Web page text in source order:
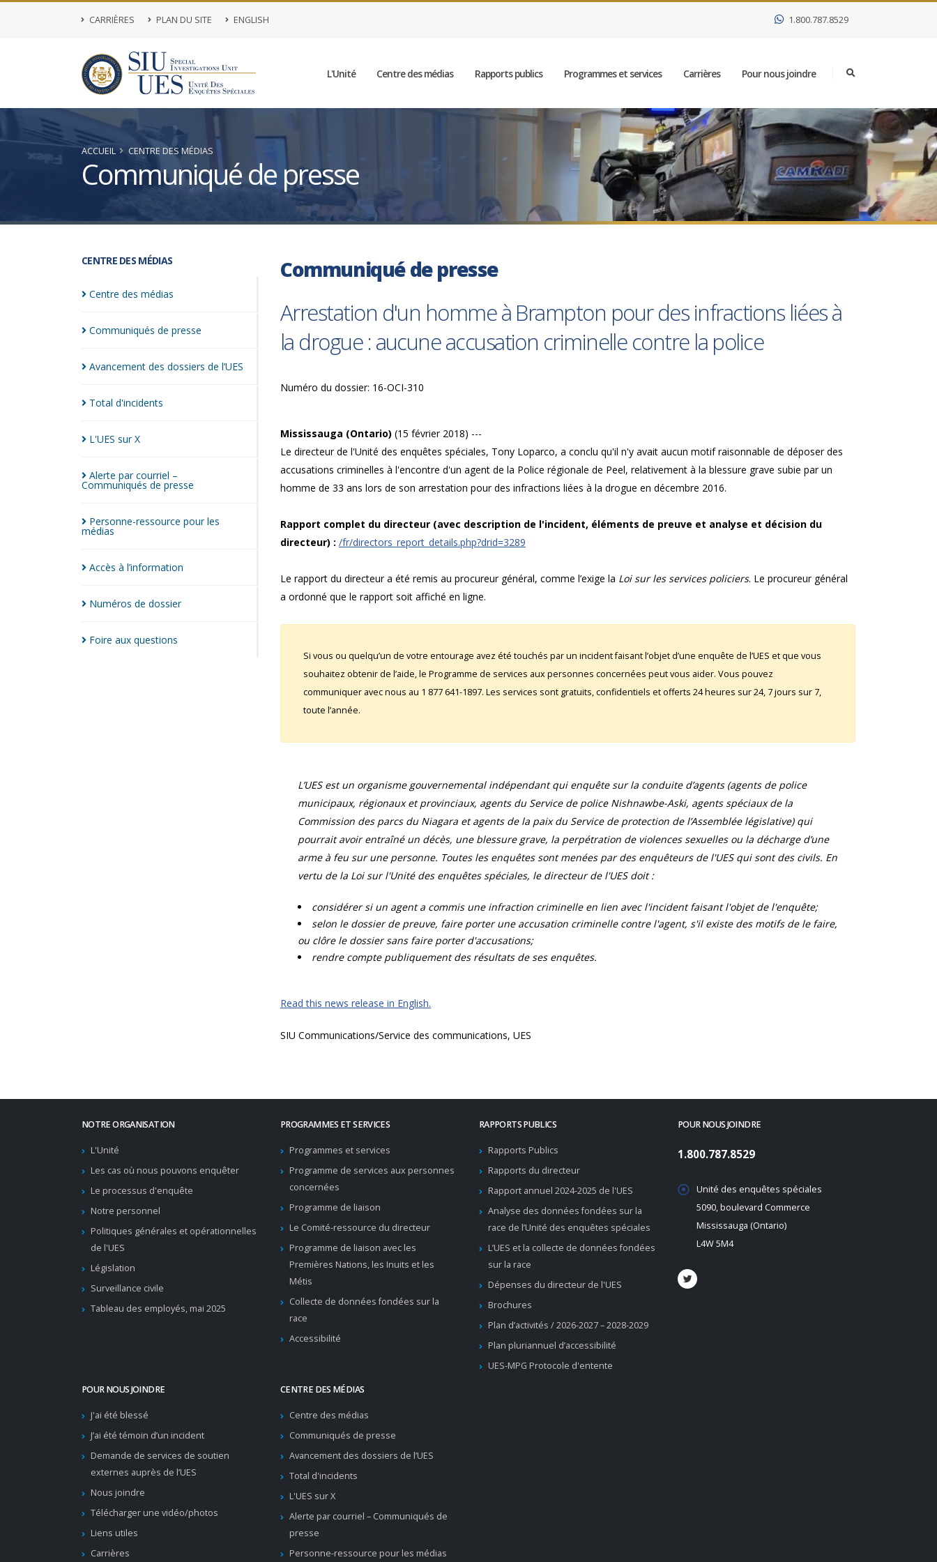
CARRIÈRES PLAN DU SITE ENGLISH 1.800.787.8529
L'Unité Centre des médias Rapports publics Programmes et services Carrières Pour nous joindre
ACCUEIL CENTRE DES MÉDIAS
Communiqué de presse
CENTRE DES MÉDIAS
Centre des médias
Communiqués de presse
Avancement des dossiers de l’UES
Total d'incidents
L'UES surX
Alerte par courriel –
Communiqués de presse
Personne-ressource pour les
médias
Accès à l’information
Numéros de dossier
Foire aux questions
Communiqué de presse
Arrestation d'un homme à Brampton pour des infractions liées à
la drogue : aucune accusation criminelle contre la police
Numéro du dossier: 16-OCI-310
Mississauga (Ontario) (15 février 2018) ---
Le directeur de l'Unité des enquêtes spéciales, Tony Loparco, a conclu qu'il n'y avait aucun motif raisonnable de déposer des
accusations criminelles à l'encontre d'un agent de la Police régionale de Peel, relativement à la blessure grave subie par un
homme de 33 ans lors de son arrestation pour des infractions liées à la drogue en décembre 2016.
Rapport complet du directeur (avec description de l'incident, éléments de preuve et analyse et décision du
directeur) : /fr/directors_report_details.php?drid=3289
Le rapport du directeur a été remis au procureur général, comme l’exige la Loi sur les services policiers. Le procureur général
a ordonné que le rapport soit affiché en ligne.
Si vous ou quelqu’un de votre entourage avez été touchés par un incident faisant l’objet d’une enquête de l’UES et que vous
souhaitez obtenir de l’aide, le Programme de services aux personnes concernées peut vous aider. Vous pouvez
communiquer avec nous au 1 877 641-1897. Les services sont gratuits, confidentiels et offerts 24 heures sur 24, 7 jours sur 7,
toute l’année.
L’UES est un organisme gouvernemental indépendant qui enquête sur la conduite d’agents (agents de police
municipaux, régionaux et provinciaux, agents du Service de police Nishnawbe-Aski, agents spéciaux de la
Commission des parcs du Niagara et agents de la paix du Service de protection de l’Assemblée législative) qui
pourrait avoir entraîné un décès, une blessure grave, la perpétration de violences sexuelles ou la décharge d’une
arme à feu sur une personne. Toutes les enquêtes sont menées par des enquêteurs de l'UES qui sont des civils. En
vertu de la Loi sur l'Unité des enquêtes spéciales, le directeur de l'UES doit :
considérer si un agent a commis une infraction criminelle en lien avec l'incident faisant l'objet de l'enquête;
selon le dossier de preuve, faire porter une accusation criminelle contre l'agent, s'il existe des motifs de le faire,
ou clôre le dossier sans faire porter d'accusations;
rendre compte publiquement des résultats de ses enquêtes.
Read this news release in English.
SIU Communications/Service des communications, UES
NOTRE ORGANISATION
L'Unité
Les cas où nous pouvons enquêter
Le processus d'enquête
Notre personnel
Politiques générales et opérationnelles
de l'UES
Législation
Surveillance civile
Tableau des employés, mai 2025
PROGRAMMES ET SERVICES
Programmes et services
Programme de services aux personnes
concernées
Programme de liaison
Le Comité-ressource du directeur
Programme de liaison avec les
Premières Nations, les Inuits et les
Métis
Collecte de données fondées sur la
race
Accessibilité
RAPPORTS PUBLICS
Rapports Publics
Rapports du directeur
Rapport annuel 2024-2025 de l'UES
Analyse des données fondées sur la
race de l’Unité des enquêtes spéciales
L’UES et la collecte de données fondées
sur la race
Dépenses du directeur de l'UES
Brochures
Plan d’activités / 2026-2027 – 2028-2029
Plan pluriannuel d’accessibilité
UES-MPG Protocole d'entente
POUR NOUS JOINDRE
J'ai été blessé
J’ai été témoin d’un incident
Demande de services de soutien
externes auprès de l’UES
Nous joindre
Télécharger une vidéo/photos
Liens utiles
Carrières
CENTRE DES MÉDIAS
Centre des médias
Communiqués de presse
Avancement des dossiers de l’UES
Total d'incidents
L'UES sur X
Alerte par courriel – Communiqués de
presse
Personne-ressource pour les médias
POUR NOUS JOINDRE
1.800.787.8529
Unité des enquêtes spéciales
5090, boulevard Commerce
Mississauga (Ontario)
L4W 5M4